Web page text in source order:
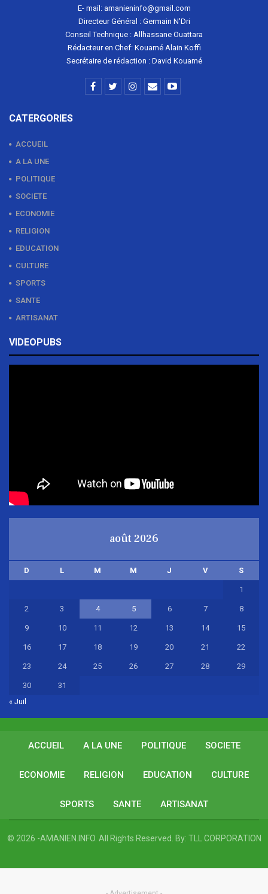
E- mail: amanieninfo@gmail.com
Directeur Général : Germain N'Dri
Conseil Technique : Allhassane Ouattara
Rédacteur en Chef: Kouamé Alain Koffi
Secrétaire de rédaction : David Kouamé
CATERGORIES
ACCUEIL
A LA UNE
POLITIQUE
SOCIETE
ECONOMIE
RELIGION
EDUCATION
CULTURE
SPORTS
SANTE
ARTISANAT
VIDEOPUBS
août 2026
D L M M J V S
1
2 3 4 5 6 7 8
9 10 11 12 13 14 15
16 17 18 19 20 21 22
23 24 25 26 27 28 29
30
31
« Juil
ACCUEIL A LA UNE POLITIQUE SOCIETE
ECONOMIE RELIGION EDUCATION CULTURE
SPORTS SANTE ARTISANAT
© 2026 -AMANIEN.INFO. All Rights Reserved. By: TLL CORPORATION